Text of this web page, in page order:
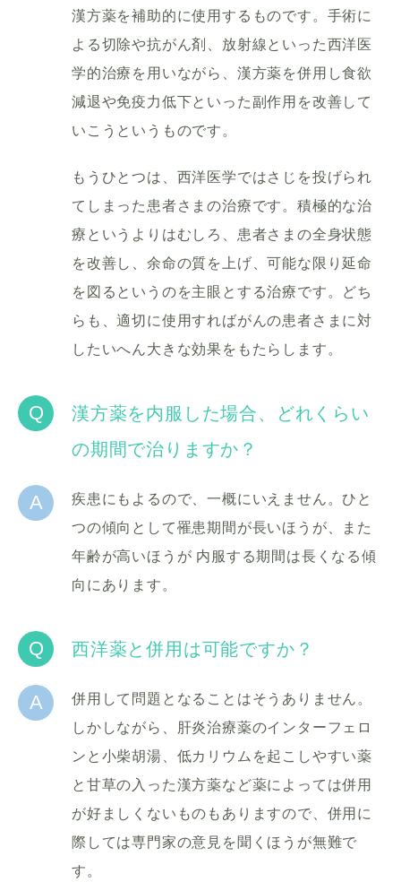
漢方薬を補助的に使用するものです。手術に
よる切除や抗がん剤、放射線といった西洋医
学的治療を用いながら、漢方薬を併用し食欲
減退や免疫力低下といった副作用を改善して
いこうというものです。
もうひとつは、西洋医学ではさじを投げられ
てしまった患者さまの治療です。積極的な治
療というよりはむしろ、患者さまの全身状態
を改善し、余命の質を上げ、可能な限り延命
を図るというのを主眼とする治療です。どち
らも、適切に使用すればがんの患者さまに対
したいへん大きな効果をもたらします。
Q
漢方薬を内服した場合、どれくらい
の期間で治りますか？
A
疾患にもよるので、一概にいえません。ひと
つの傾向として罹患期間が長いほうが、また
年齢が高いほうが 内服する期間は長くなる傾
向にあります。
Q 西洋薬と併用は可能ですか？
A
併用して問題となることはそうありません。
しかしながら、肝炎治療薬のインターフェロ
ンと小柴胡湯、低カリウムを起こしやすい薬
と甘草の入った漢方薬など薬によっては併用
が好ましくないものもありますので、併用に
際しては専門家の意見を聞くほうが無難で
す。